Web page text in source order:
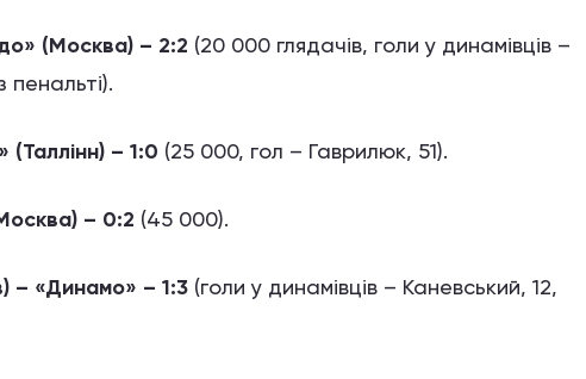
(Москва) – 2:2 (20 000 глядачів, голи у динамівців –
пенальті).
– 1:0 (25 000, гол – Гаврилюк, 51).
– 0:2 (45 000).
– «Динамо» – 1:3 (голи у динамівців – Каневський, 12,